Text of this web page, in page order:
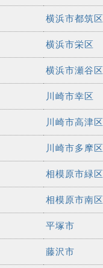
横浜市都筑区
横浜市栄区
横浜市瀬谷区
川崎市幸区
川崎市高津区
川崎市多摩区
相模原市緑区
相模原市南区
平塚市
藤沢市